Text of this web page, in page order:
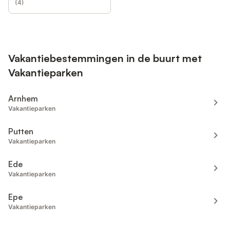
(4)
Vakantiebestemmingen in de buurt met
Vakantieparken
Arnhem
Vakantieparken
Putten
Vakantieparken
Ede
Vakantieparken
Epe
Vakantieparken